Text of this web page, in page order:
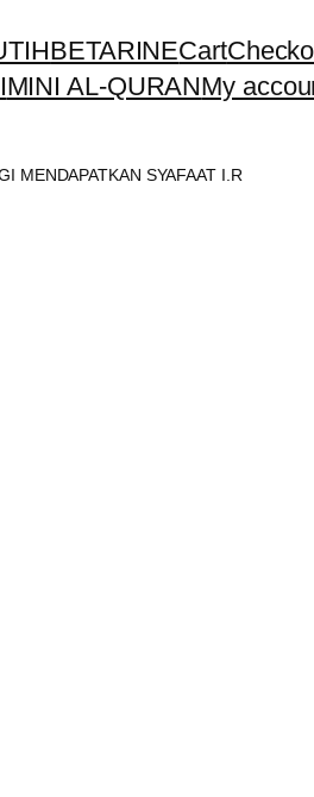
BETARINECart
MINI AL-QURANMy
MENDAPATKAN SYAFAAT I.R